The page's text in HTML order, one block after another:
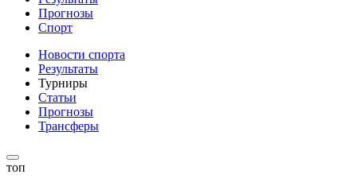
Прогнозы
Спорт
Новости спорта
Результаты
Турниры
Статьи
Прогнозы
Трансферы
топ